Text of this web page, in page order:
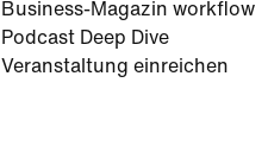
Business-Magazin workflow
Podcast Deep Dive
Veranstaltung einreichen